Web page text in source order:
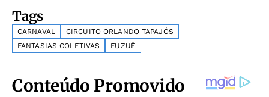
Tags
CARNAVAL
CIRCUITO ORLANDO TAPAJÓS
FANTASIAS COLETIVAS
FUZUÊ